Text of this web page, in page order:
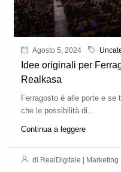
Agosto 5, 2024
Idee originali per
Realkasa
Ferragosto è alle porte e
che le possibilità di...
Continua a leggere
di RealDigitale | Marketing